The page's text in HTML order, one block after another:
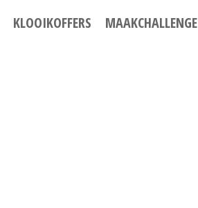
KLOOIKOFFERS MAAKCHALLENGE